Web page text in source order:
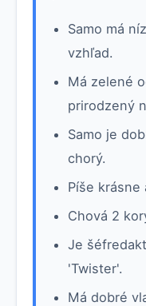
Samo má
vzhľad.
Má zelené
prirodzený
Samo je
chorý.
Píše krásne
Chová 2
Je
'Twister'.
Má dobré